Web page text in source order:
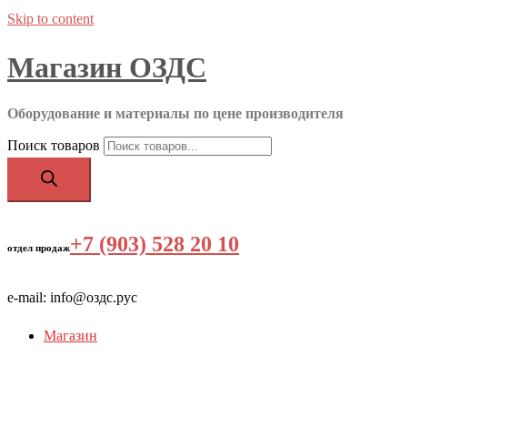
Skip to content
Магазин ОЗДС
Оборудование и материалы по цене производителя
Поиск товаров
отдел продаж+7 (903) 528 20 10
e-mail: info@оздс.рус
Магазин